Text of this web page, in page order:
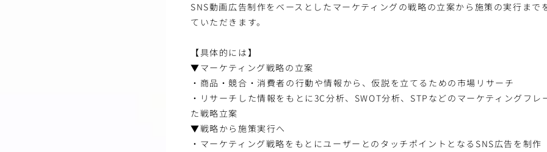
SNS動画広告制作をベースとしたマーケティングの戦略の立案から施策の実行まで
ていただきます。
【具体的には】
▼マーケティング戦略の立案
・商品・競合・消費者の行動や情報から、仮説を立てるための市場リサーチ
・リサーチした情報をもとに3C分析、SWOT分析、STPなどのマーケティングフ
た戦略立案
▼戦略から施策実行へ
・マーケティング戦略をもとにユーザーとのタッチポイントとなるSNS広告を制作